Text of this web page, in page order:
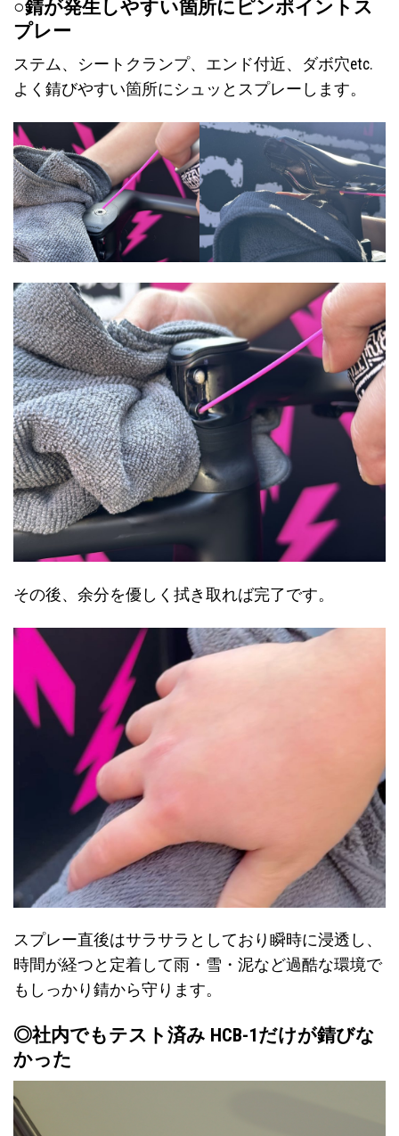
○錆が発生しやすい箇所にピンポイントス
プレー
ステム、シートクランプ、エンド付近、ダボ穴etc.
よく錆びやすい箇所にシュッとスプレーします。
その後、余分を優しく拭き取れば完了です。
スプレー直後はサラサラとしており瞬時に浸透し、
時間が経つと定着して雨・雪・泥など過酷な環境で
もしっかり錆から守ります。
◎社内でもテスト済み HCB-1だけが錆びな
かった